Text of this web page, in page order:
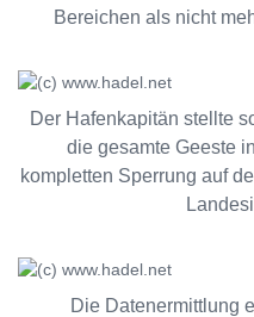
Bereichen als nicht
Der Hafenkapitän stellte
die gesamte Geeste
kompletten Sperrung auf
Die Datenermittlung